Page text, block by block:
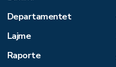
Departamentet
Lajme
Raporte